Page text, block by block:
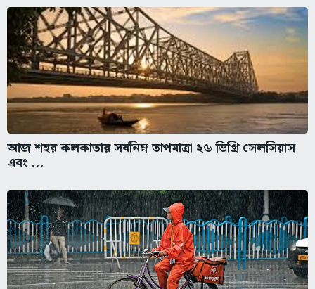
আজ শহর কলকাতার সর্বনিম্ন তাপমাত্রা ২৬ ডিগ্রি সেলসিয়াস
এবং ...